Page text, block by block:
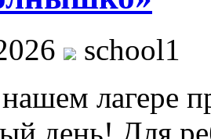
school1
лагере